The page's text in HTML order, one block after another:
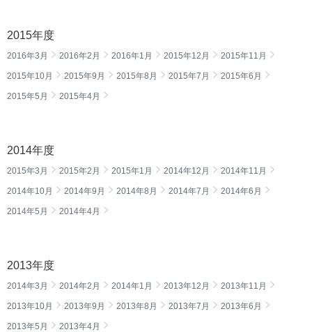
2015年度
2016年3月 2016年2月 2016年1月 2015年12月 2015年11月
2015年10月 2015年9月 2015年8月 2015年7月 2015年6月
2015年5月 2015年4月
2014年度
2015年3月 2015年2月 2015年1月 2014年12月 2014年11月
2014年10月 2014年9月 2014年8月 2014年7月 2014年6月
2014年5月 2014年4月
2013年度
2014年3月 2014年2月 2014年1月 2013年12月 2013年11月
2013年10月 2013年9月 2013年8月 2013年7月 2013年6月
2013年5月 2013年4月